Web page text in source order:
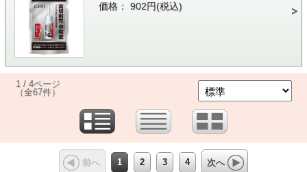
価格： 902円(税込)
1 / 4ページ
（全67件）
前へ 1 2 3 4 次へ